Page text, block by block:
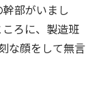
部がいまし
ろに、製造班
な顔をして無言